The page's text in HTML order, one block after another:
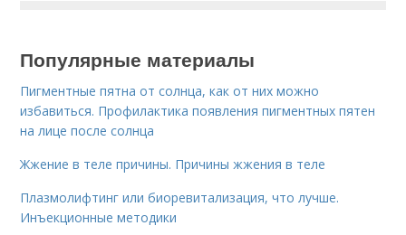
Популярные материалы
Пигментные пятна от солнца, как от них можно
избавиться. Профилактика появления пигментных пятен
на лице после солнца
Жжение в теле причины. Причины жжения в теле
Плазмолифтинг или биоревитализация, что лучше.
Инъекционные методики